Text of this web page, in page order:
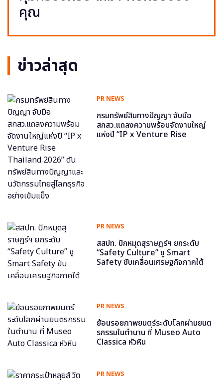
คุณ
ข่าวล่าสุด
PR NEWS
กรมทรัพย์สินทางปัญญา จับมือ
สกสว.แถลงความพร้อมจัดงานใหญ่
แห่งปี “IP x Venture Rise
PR NEWS
สสปท. ปักหมุดสุราษฎร์ฯ ยกระดับ
“Safety Culture” ชู Smart
Safety ขับเคลื่อนเศรษฐกิจภาคใต้
PR NEWS
ย้อนรอยภาพยนตร์ระดับโลกผ่านยนต
รกรรมในตำนาน ที่ Museo Auto
Classica หัวหิน
PR NEWS